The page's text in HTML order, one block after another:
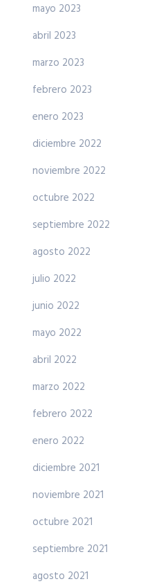
mayo 2023
abril 2023
marzo 2023
febrero 2023
enero 2023
diciembre 2022
noviembre 2022
octubre 2022
septiembre 2022
agosto 2022
julio 2022
junio 2022
mayo 2022
abril 2022
marzo 2022
febrero 2022
enero 2022
diciembre 2021
noviembre 2021
octubre 2021
septiembre 2021
agosto 2021